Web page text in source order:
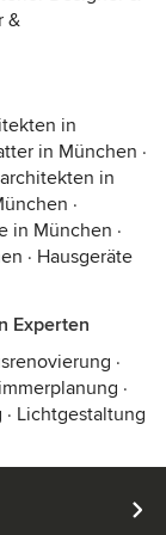
&
in
in München ·
in
·
in München ·
· Hausgeräte
Experten
·
·
· Lichtgestaltung